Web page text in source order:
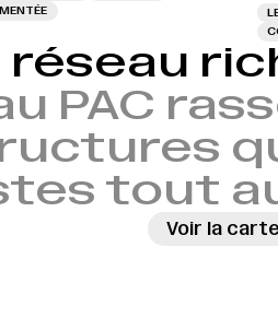
réseau
PAC
tout au
Voir la